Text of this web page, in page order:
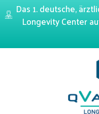
Das 1. deutsche,
Longevity Center